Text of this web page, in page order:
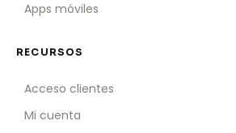
Apps móviles
RECURSOS
Acceso clientes
Mi cuenta